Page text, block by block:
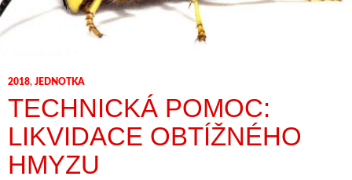
2018, JEDNOTKA
TECHNICKÁ POMOC:
LIKVIDACE OBTÍŽNÉHO
HMYZU